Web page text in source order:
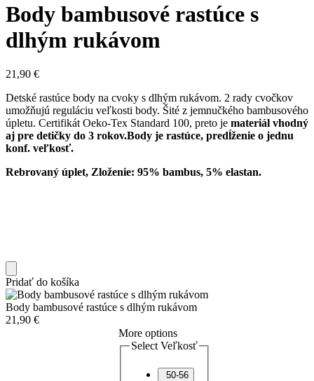
Body bambusové rastúce s
dlhým rukávom
21,90 €
Detské rastúce body na cvoky s dlhým rukávom. 2 rady cvočkov
umožňujú reguláciu veľkosti body. Šité z jemnučkého bambusového
úpletu. Certifikát Oeko-Tex Standard 100, preto je materiál vhodný
aj pre detičky do 3 rokov.Body je rastúce, predĺženie o jednu
konf. veľkosť.
Rebrovaný úplet, Zloženie: 95% bambus, 5% elastan.
Pridať do košíka
Body bambusové rastúce s dlhým rukávom
21,90 €
More options
Select Veľkosť
50-56